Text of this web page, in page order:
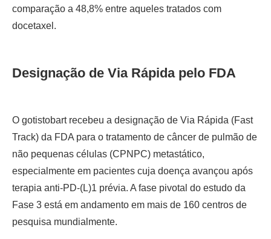
comparação a 48,8% entre aqueles tratados com
docetaxel.
Designação de Via Rápida pelo FDA
O gotistobart recebeu a designação de Via Rápida (Fast
Track) da FDA para o tratamento de câncer de pulmão de
não pequenas células (CPNPC) metastático,
especialmente em pacientes cuja doença avançou após
terapia anti-PD-(L)1 prévia. A fase pivotal do estudo da
Fase 3 está em andamento em mais de 160 centros de
pesquisa mundialmente.